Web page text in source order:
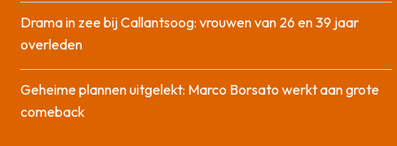
Drama in zee bij Callantsoog: vrouwen van 26 en 39 jaar
overleden
Geheime plannen uitgelekt: Marco Borsato werkt aan grote
comeback